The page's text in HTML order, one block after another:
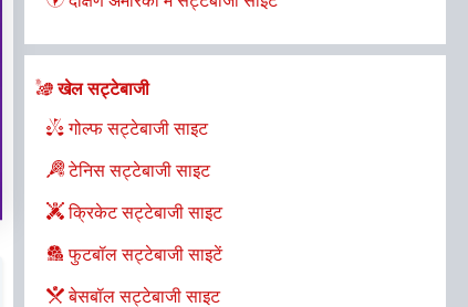
खेल सट्टेबाजी
गोल्फ सट्टेबाजी साइट
टेनिस सट्टेबाजी साइट
क्रिकेट सट्टेबाजी साइट
फुटबॉल सट्टेबाजी साइटें
बेसबॉल सट्टेबाजी साइट